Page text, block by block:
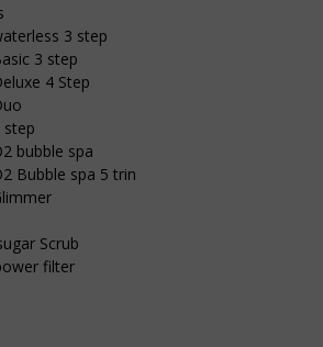
3 step
3 step
4 Step
step
bubble spa
Bubble spa 5 trin
Scrub
filter